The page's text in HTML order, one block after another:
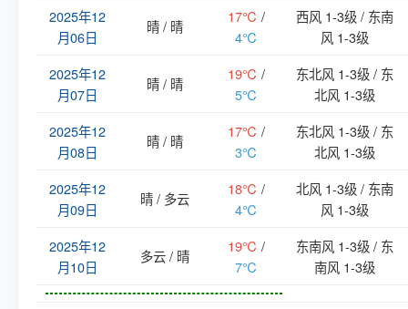
2025年12
月06日
晴 / 晴
17℃ /
4℃
西风 1-3级 / 东南
风 1-3级
2025年12
月07日
晴 / 晴
19℃ /
5℃
东北风 1-3级 / 东
北风 1-3级
2025年12
月08日
晴 / 晴
17℃ /
3℃
东北风 1-3级 / 东
北风 1-3级
2025年12
月09日
晴 / 多云
18℃ /
4℃
北风 1-3级 / 东南
风 1-3级
2025年12
月10日
多云 / 晴
19℃ /
7℃
东南风 1-3级 / 东
南风 1-3级